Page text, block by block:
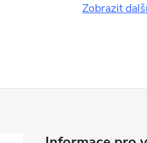
Zobrazit